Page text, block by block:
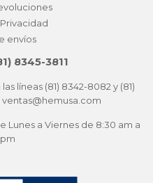
envíos
8345-3811
líneas (81) 8342-8082 y (81)
a Viernes de 8:30 am a